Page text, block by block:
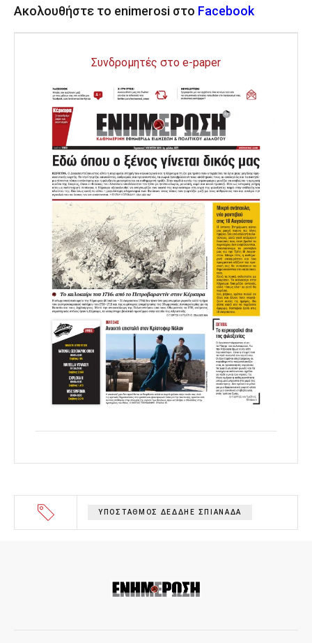
Ακολουθήστε το enimerosi στο Facebook
Συνδρομητές στο e-paper
ΥΠΟΣΤΑΘΜΟΣ ΔΕΔΔΗΕ ΣΠΙΑΝΑΔΑ